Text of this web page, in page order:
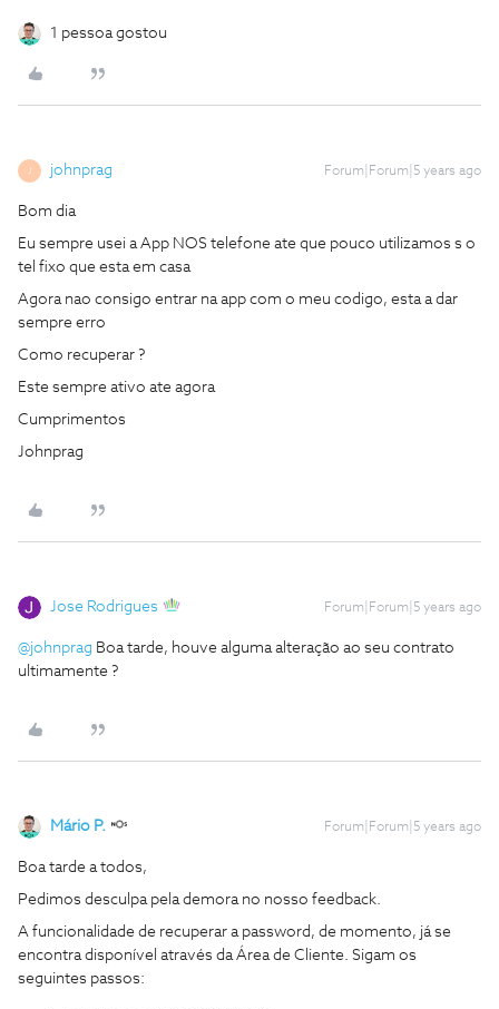
1 pessoa gostou
johnprag Forum|Forum|5 years ago
Bom dia
Eu sempre usei a App NOS telefone ate que pouco utilizamos s o
tel fixo que esta em casa
Agora nao consigo entrar na app com o meu codigo, esta a dar
sempre erro
Como recuperar ?
Este sempre ativo ate agora
Cumprimentos
Johnprag
Jose Rodrigues Forum|Forum|5 years ago
@johnprag Boa tarde, houve alguma alteração ao seu contrato
ultimamente ?
Mário P. Forum|Forum|5 years ago
Boa tarde a todos,
Pedimos desculpa pela demora no nosso feedback.
A funcionalidade de recuperar a password, de momento, já se
encontra disponível através da Área de Cliente. Sigam os
seguintes passos: